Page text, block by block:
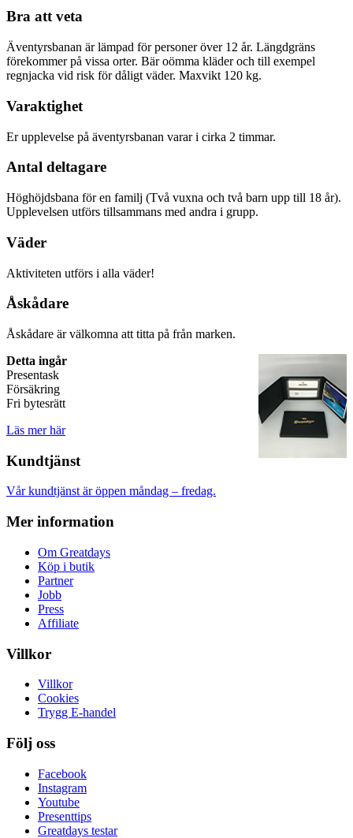
Bra att veta
Äventyrsbanan är lämpad för personer över 12 år. Längdgräns
förekommer på vissa orter. Bär oömma kläder och till exempel
regnjacka vid risk för dåligt väder. Maxvikt 120 kg.
Varaktighet
Er upplevelse på äventyrsbanan varar i cirka 2 timmar.
Antal deltagare
Höghöjdsbana för en familj (Två vuxna och två barn upp till 18 år).
Upplevelsen utförs tillsammans med andra i grupp.
Väder
Aktiviteten utförs i alla väder!
Åskådare
Åskådare är välkomna att titta på från marken.
Detta ingår
Presentask
Försäkring
Fri bytesrätt
Läs mer här
Kundtjänst
Vår kundtjänst är öppen måndag – fredag.
Mer information
Om Greatdays
Köp i butik
Partner
Jobb
Press
Affiliate
Villkor
Villkor
Cookies
Trygg E-handel
Följ oss
Facebook
Instagram
Youtube
Presenttips
Greatdays testar